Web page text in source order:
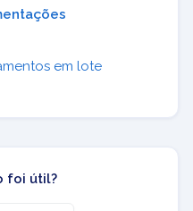
em lote
foi útil?